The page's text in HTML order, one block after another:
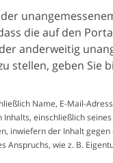
die auf den
anderweitig
stellen, geben Sie
Name, E-Mail-
einschließlich
inwiefern der Inhalt
Anspruchs, wie z. B.